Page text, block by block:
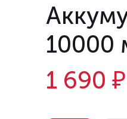
10000
1 690 ₽